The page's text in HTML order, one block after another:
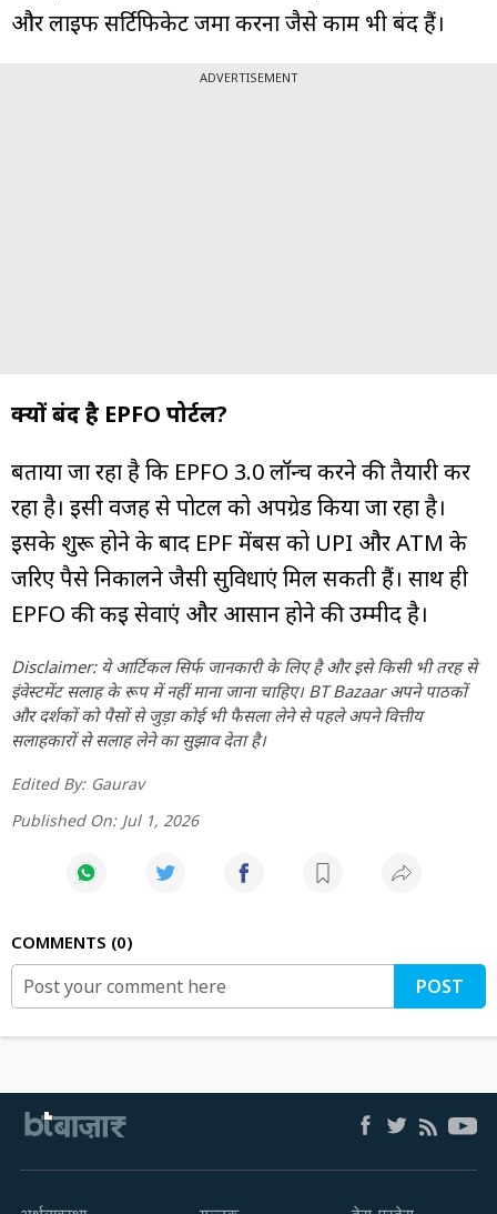
और लाइफ सर्टिफिकेट जमा करना जैसे काम भी बंद हैं।
ADVERTISEMENT
क्यों बंद है EPFO पोर्टल?
बताया जा रहा है कि EPFO 3.0 लॉन्च करने की तैयारी कर
रहा है। इसी वजह से पोर्टल को अपग्रेड किया जा रहा है।
इसके शुरू होने के बाद EPF मेंबर्स को UPI और ATM के
जरिए पैसे निकालने जैसी सुविधाएं मिल सकती हैं। साथ ही
EPFO की कई सेवाएं और आसान होने की उम्मीद है।
Disclaimer: ये आर्टिकल सिर्फ जानकारी के लिए है और इसे किसी भी तरह से
इंवेस्टमेंट सलाह के रूप में नहीं माना जाना चाहिए। BT Bazaar अपने पाठकों
और दर्शकों को पैसों से जुड़ा कोई भी फैसला लेने से पहले अपने वित्तीय
सलाहकारों से सलाह लेने का सुझाव देता है।
Edited By: Gaurav
Published On: Jul 1, 2026
COMMENTS 0
POST